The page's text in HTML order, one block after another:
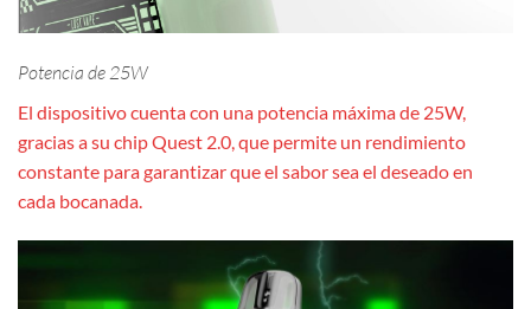
Potencia de 25W
El dispositivo cuenta con una potencia máxima de 25W,
gracias a su chip Quest 2.0, que permite un rendimiento
constante para garantizar que el sabor sea el deseado en
cada bocanada.